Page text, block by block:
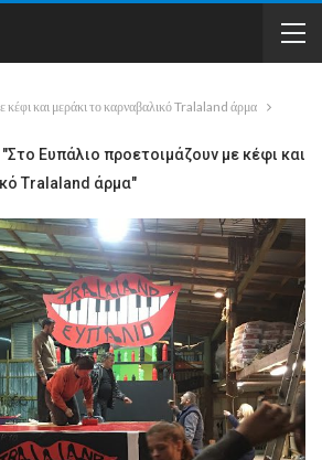
κέφι και μεράκι το καρναβαλικό Tralaland άρμα
Ευπάλιο προετοιμάζουν με κέφι και
Tralaland άρμα"